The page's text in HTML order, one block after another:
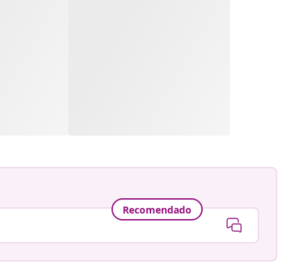
Recomendado